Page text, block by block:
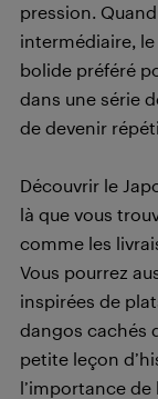
pression.
intermédiaire,
bolide préféré
dans une série
de devenir
Découvrir le
là que vous
comme les
Vous pourrez
inspirées de
dangos cachés
petite leçon
l’importance